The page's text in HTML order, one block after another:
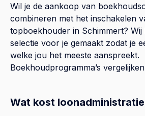
Wil je de aankoop van
combineren met het inschakelen
topboekhouder in Schimmert?
selectie voor je gemaakt zodat je
welke jou het meeste aanspreekt.
Boekhoudprogramma’s vergelijken
Wat kost